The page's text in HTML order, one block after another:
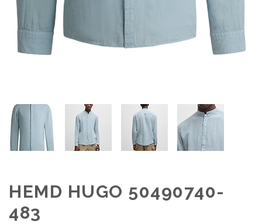
HEMD HUGO 50490740-
483